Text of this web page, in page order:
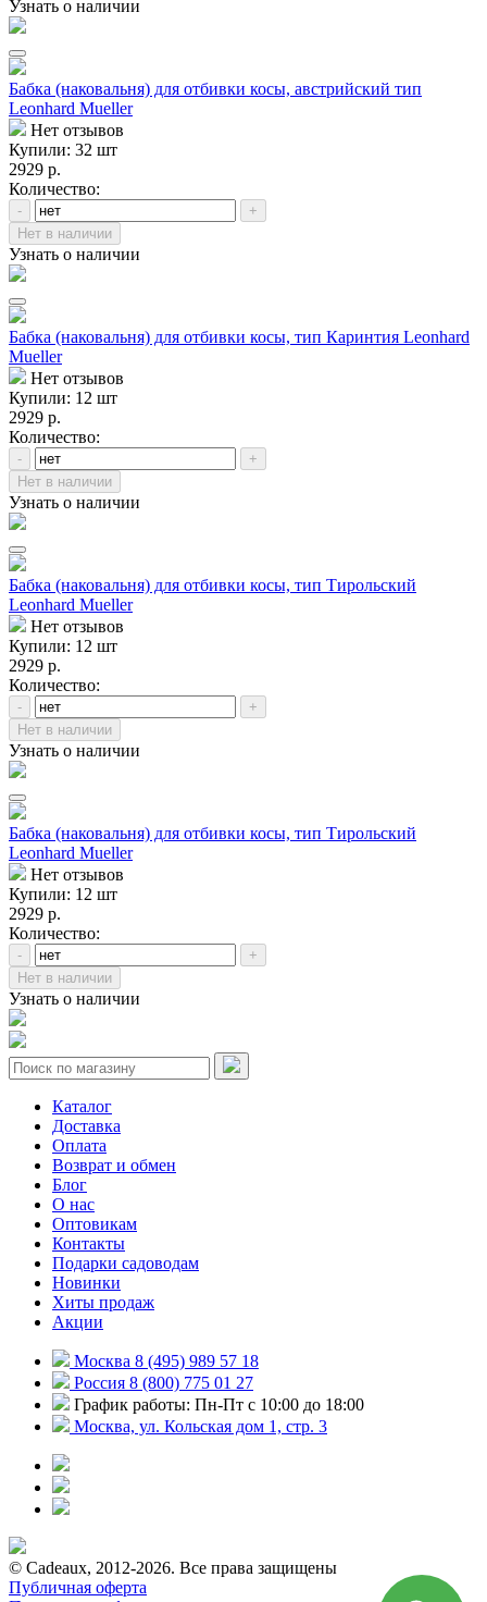
Узнать о наличии
Бабка (наковальня) для отбивки косы, австрийский тип
Leonhard Mueller
Нет отзывов
Купили: 32 шт
2929 р.
Количество:
-
+
Нет в наличии
Узнать о наличии
Бабка (наковальня) для отбивки косы, тип Каринтия Leonhard
Mueller
Нет отзывов
Купили: 12 шт
2929 р.
Количество:
-
+
Нет в наличии
Узнать о наличии
Бабка (наковальня) для отбивки косы, тип Тирольский
Leonhard Mueller
Нет отзывов
Купили: 12 шт
2929 р.
Количество:
-
+
Нет в наличии
Узнать о наличии
Бабка (наковальня) для отбивки косы, тип Тирольский
Leonhard Mueller
Нет отзывов
Купили: 12 шт
2929 р.
Количество:
-
+
Нет в наличии
Узнать о наличии
Каталог
Доставка
Оплата
Возврат и обмен
Блог
О нас
Оптовикам
Контакты
Подарки садоводам
Новинки
Хиты продаж
Акции
Москва 8 (495) 989 57 18
Россия 8 (800) 775 01 27
График работы: Пн-Пт с 10:00 до 18:00
Москва, ул. Кольская дом 1, стр. 3
© Cadeaux, 2012-2026. Все права защищены
Публичная оферта